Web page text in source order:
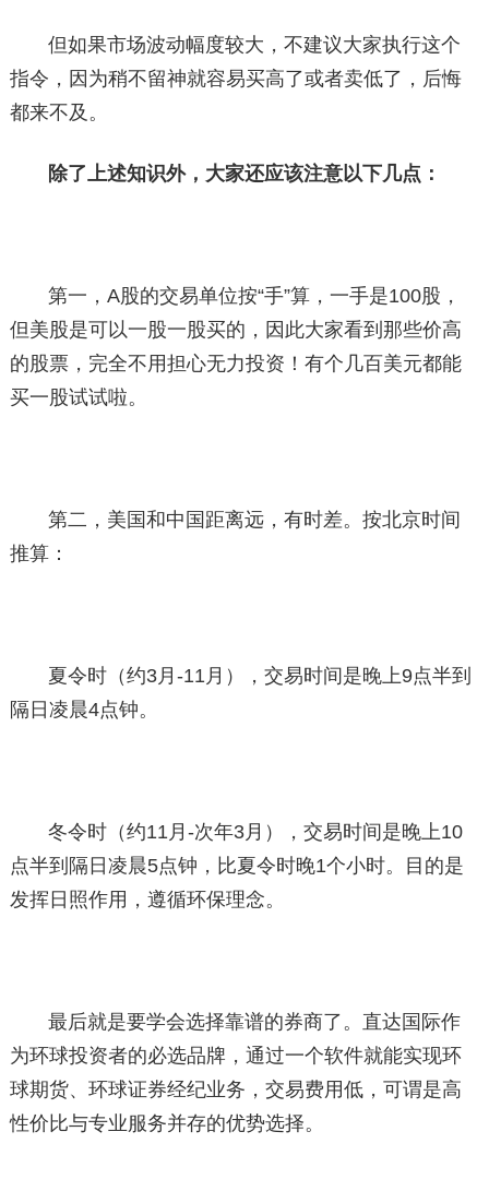
但如果市场波动幅度较大，不建议大家执行这个
指令，因为稍不留神就容易买高了或者卖低了，后悔
都来不及。
除了上述知识外，大家还应该注意以下几点：
第一，A股的交易单位按“手”算，一手是100股，
但美股是可以一股一股买的，因此大家看到那些价高
的股票，完全不用担心无力投资！有个几百美元都能
买一股试试啦。
第二，美国和中国距离远，有时差。按北京时间
推算：
夏令时（约3月-11月），交易时间是晚上9点半到
隔日凌晨4点钟。
冬令时（约11月-次年3月），交易时间是晚上10
点半到隔日凌晨5点钟，比夏令时晚1个小时。目的是
发挥日照作用，遵循环保理念。
最后就是要学会选择靠谱的券商了。直达国际作
为环球投资者的必选品牌，通过一个软件就能实现环
球期货、环球证券经纪业务，交易费用低，可谓是高
性价比与专业服务并存的优势选择。